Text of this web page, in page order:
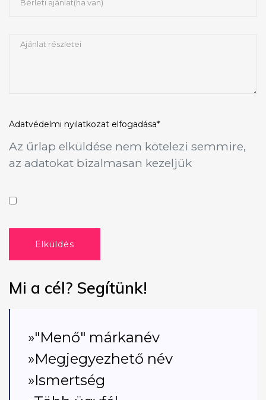
Adatvédelmi nyilatkozat elfogadása*
Az űrlap elküldése nem kötelezi semmire,
az adatokat bizalmasan kezeljük
Elküldés
Mi a cél? Segítünk!
»"Menő" márkanév
»Megjegyezhető név
»Ismertség